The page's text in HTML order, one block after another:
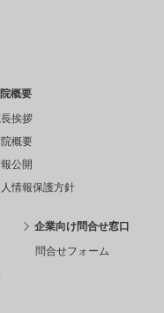
概要
挨拶
概要
公開
情報保護方針
企業向け問合せ窓口
問合せフォーム